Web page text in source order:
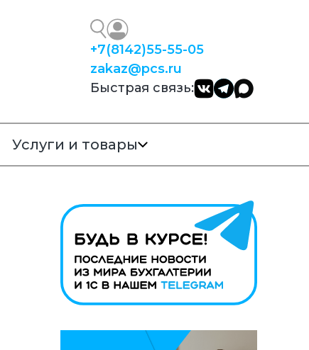
+7(8142)55-55-05
zakaz@pcs.ru
Быстрая связь:
Услуги и товары